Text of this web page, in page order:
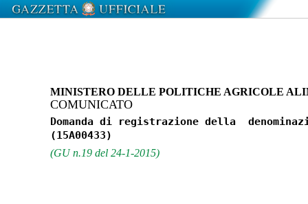
MINISTERO DELLE POLITICHE AGRICOLE
COMUNICATO
Domanda di registrazione della
(GU n.19 del 24-1-2015)